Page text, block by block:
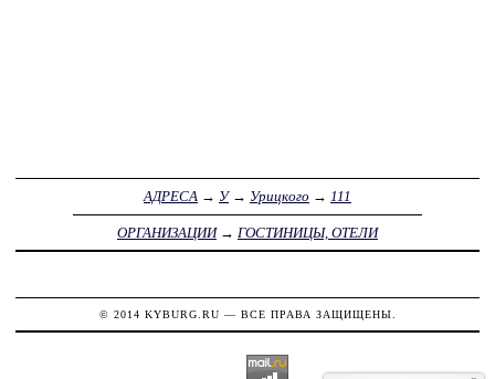
АДРЕСА → У→ Урицкого → 111
ОРГАНИЗАЦИИ→ ГОСТИНИЦЫ, ОТЕЛИ
© 2014 KYBURG.RU — ВСЕ ПРАВА ЗАЩИЩЕНЫ.